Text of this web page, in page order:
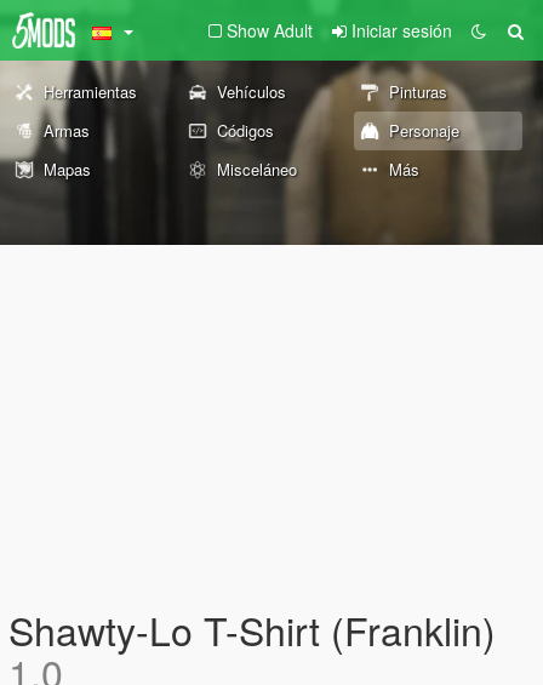
Show Adult Iniciar sesión
Herramientas Vehículos
Pinturas
Armas
Códigos
Personaje
Mapas
Misceláneo Más
Shawty-Lo T-Shirt (Franklin)
1.0